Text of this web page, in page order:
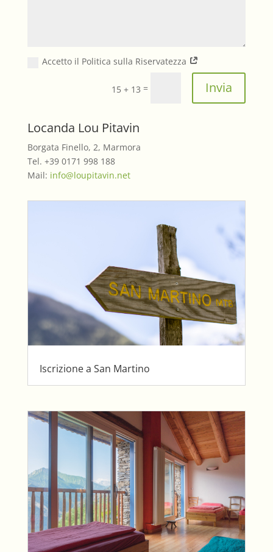
Accetto il Politica sulla Riservatezza
15 + 13 = Invia
Locanda Lou Pitavin
Borgata Finello, 2, Marmora
Tel. +39 0171 998 188
Mail: info@loupitavin.net
Iscrizione a San Martino